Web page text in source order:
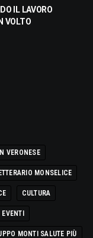
IL LAVORO
VOLTO
VERONESE
MONSELICE
CULTURA
EVENTI
MONTI SALUTE PIÙ